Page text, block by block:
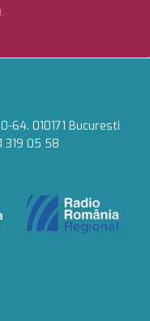
64. 010171 Bucuresti
319 05 58